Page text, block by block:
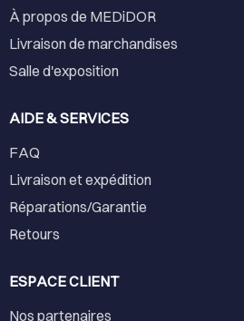
À propos de MEDiDOR
Livraison de marchandises
Salle d'exposition
AIDE & SERVICES
FAQ
Livraison et expédition
Réparations/Garantie
Retours
ESPACE CLIENT
Nos partenaires